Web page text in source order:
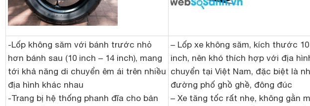
-Lốp không săm với bánh trước nhỏ
hơn bánh sau (10 inch – 14 inch), mang
tới khả năng di chuyển êm ái trên nhiều
địa hình khác nhau
-Trang bị hệ thống phanh đĩa cho bản
– Lốp xe không săm, kích thước 10
inch, nên khó thích hợp với địa
chuyển tại Việt Nam, đặc biệt là
đường phố ghồ ghề, đông đúc
– Xe tăng tốc rất nhẹ, không gằn